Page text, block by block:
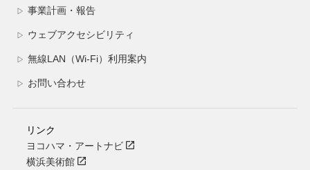
▷ 事業計画・報告
▷ ウェブアクセシビリティ
▷ 無線LAN（Wi-Fi）利用案内
▷ お問い合わせ
リンク
ヨコハマ・アートナビ
横浜美術館